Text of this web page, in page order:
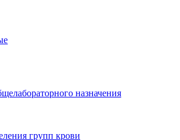
назначения
групп крови